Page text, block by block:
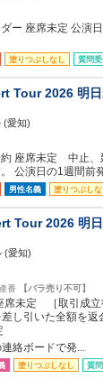
ー 座席未定 公演
塗りつぶしなし 質問
Tour 2026 明
(愛知)
約 座席未定 中止、
公演日の1週間前
男性名義 塗りつぶしな
Tour 2026 明
(愛知)
番 【バラ売り不可】
席未定 ［取引成立
し引いた全額を返
絡ボードで発...
塗りつぶしなし 質